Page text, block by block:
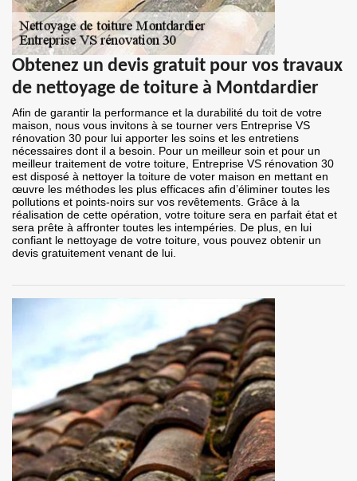
Obtenez un devis gratuit pour vos travaux
de nettoyage de toiture à Montdardier
Afin de garantir la performance et la durabilité du toit de votre
maison, nous vous invitons à se tourner vers Entreprise VS
rénovation 30 pour lui apporter les soins et les entretiens
nécessaires dont il a besoin. Pour un meilleur soin et pour un
meilleur traitement de votre toiture, Entreprise VS rénovation 30
est disposé à nettoyer la toiture de voter maison en mettant en
œuvre les méthodes les plus efficaces afin d’éliminer toutes les
pollutions et points-noirs sur vos revêtements. Grâce à la
réalisation de cette opération, votre toiture sera en parfait état et
sera prête à affronter toutes les intempéries. De plus, en lui
confiant le nettoyage de votre toiture, vous pouvez obtenir un
devis gratuitement venant de lui.